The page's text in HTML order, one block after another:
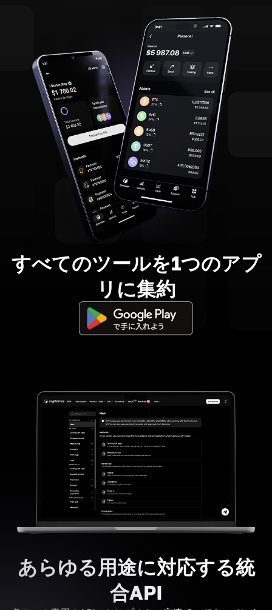
すべてのツールを1つのアプ
リに集約
あらゆる用途に対応する統
合API